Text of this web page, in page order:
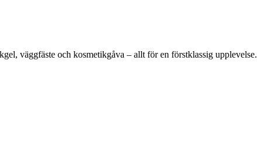
väggfäste och kosmetikgåva – allt för en förstklassig upplevelse.